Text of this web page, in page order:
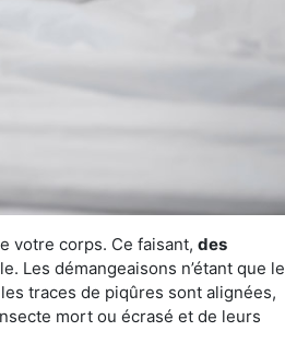
votre corps. Ce faisant, des
Les démangeaisons n’étant que le
traces de piqûres sont alignées,
mort ou écrasé et de leurs